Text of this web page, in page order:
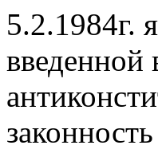
5.2.1984г.